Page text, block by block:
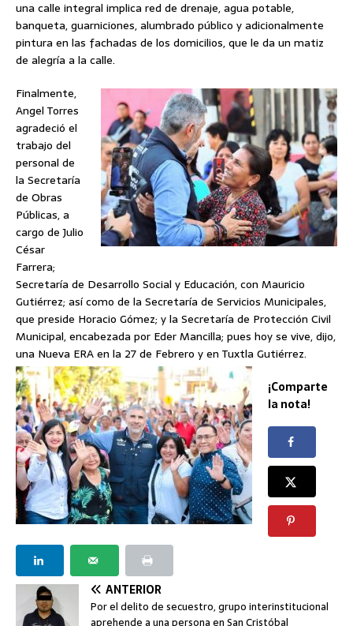
una calle integral implica red de drenaje, agua potable,
banqueta, guarniciones, alumbrado público y adicionalmente
pintura en las fachadas de los domicilios, que le da un matiz
de alegría a la calle.
Finalmente,
Angel Torres
agradeció el
trabajo del
personal de
la Secretaría
de Obras
Públicas, a
cargo de Julio
César
Farrera;
Secretaría de Desarrollo Social y Educación, con Mauricio
Gutiérrez; así como de la Secretaría de Servicios Municipales,
que preside Horacio Gómez; y la Secretaría de Protección Civil
Municipal, encabezada por Eder Mancilla; pues hoy se vive, dijo,
una Nueva ERA en la 27 de Febrero y en Tuxtla Gutiérrez.
¡Comparte
la nota!
ANTERIOR
Por el delito de secuestro, grupo interinstitucional
aprehende a una persona en San Cristóbal